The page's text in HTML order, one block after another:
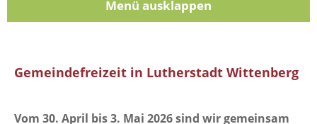
Menü
Gemeindefreizeit in Lutherstadt Wittenberg
Vom 30. April bis 3. Mai 2026 sind wir gemeinsam